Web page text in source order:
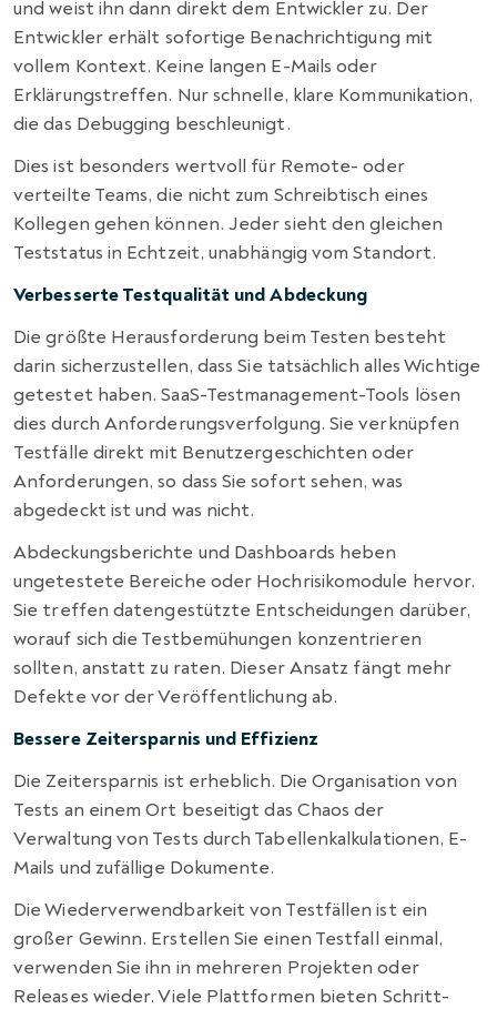
und weist ihn dann direkt dem Entwickler zu. Der
Entwickler erhält sofortige Benachrichtigung mit
vollem Kontext. Keine langen E-Mails oder
Erklärungstreffen. Nur schnelle, klare Kommunikation,
die das Debugging beschleunigt.
Dies ist besonders wertvoll für Remote- oder
verteilte Teams, die nicht zum Schreibtisch eines
Kollegen gehen können. Jeder sieht den gleichen
Teststatus in Echtzeit, unabhängig vom Standort.
Verbesserte Testqualität und Abdeckung
Die größte Herausforderung beim Testen besteht
darin sicherzustellen, dass Sie tatsächlich alles Wichtige
getestet haben. SaaS-Testmanagement-Tools lösen
dies durch Anforderungsverfolgung. Sie verknüpfen
Testfälle direkt mit Benutzergeschichten oder
Anforderungen, so dass Sie sofort sehen, was
abgedeckt ist und was nicht.
Abdeckungsberichte und Dashboards heben
ungetestete Bereiche oder Hochrisikomodule hervor.
Sie treffen datengestützte Entscheidungen darüber,
worauf sich die Testbemühungen konzentrieren
sollten, anstatt zu raten. Dieser Ansatz fängt mehr
Defekte vor der Veröffentlichung ab.
Bessere Zeitersparnis und Effizienz
Die Zeitersparnis ist erheblich. Die Organisation von
Tests an einem Ort beseitigt das Chaos der
Verwaltung von Tests durch Tabellenkalkulationen, E-
Mails und zufällige Dokumente.
Die Wiederverwendbarkeit von Testfällen ist ein
großer Gewinn. Erstellen Sie einen Testfall einmal,
verwenden Sie ihn in mehreren Projekten oder
Releases wieder. Viele Plattformen bieten Schritt-